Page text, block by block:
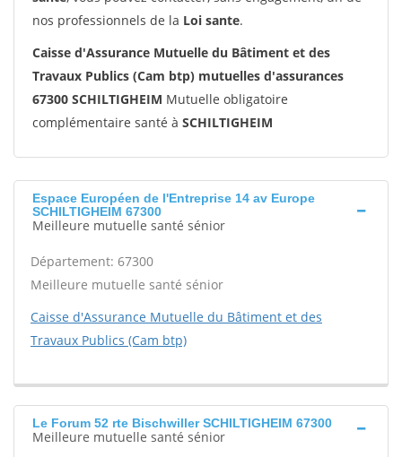
nos professionnels de la Loi sante.
Caisse d'Assurance Mutuelle du Bâtiment et des
Travaux Publics (Cam btp) mutuelles d'assurances
67300 SCHILTIGHEIM Mutuelle obligatoire
complémentaire santé à SCHILTIGHEIM
Espace Européen de l'Entreprise 14 av Europe
SCHILTIGHEIM 67300
Meilleure mutuelle santé sénior
Département: 67300
Meilleure mutuelle santé sénior
Caisse d'Assurance Mutuelle du Bâtiment et des
Travaux Publics (Cam btp)
Le Forum 52 rte Bischwiller SCHILTIGHEIM 67300
Meilleure mutuelle santé sénior